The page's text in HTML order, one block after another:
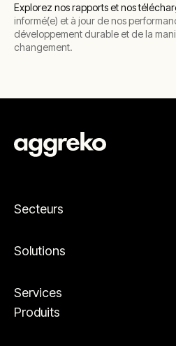
Explorez nos rapports et nos
informé(e) et à jour de nos
développement durable et de la
changement.
Secteurs
Solutions
Services
Produits